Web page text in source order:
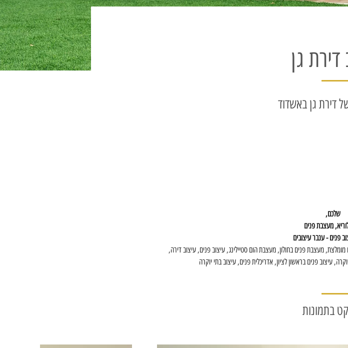
דירת גן
דירת גן באשדוד
שלכם,
מעצבת פנים
פנים - ענבר עיצובים
מעצבת פנים בחולון, מעצבת הום סטיילינג, עיצוב פנים, עיצוב דירה,
עיצוב פנים בראשון לציון, אדריכלית פנים, עיצוב בתי יוקרה
בתמונות